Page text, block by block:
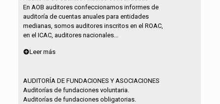
En AOB auditores confeccionamos informes de
auditoría de cuentas anuales para entidades
medianas, somos auditores inscritos en el ROAC,
en el ICAC, auditores nacionales...
Leer más
AUDITORÍA DE FUNDACIONES Y ASOCIACIONES
Auditorías de fundaciones voluntaria.
Auditorías de fundaciones obligatorias.